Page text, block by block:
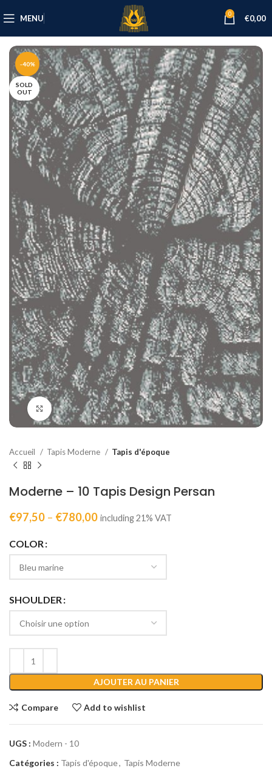
MENU 0 €0,00
-40%
SOLD
OUT
Click to enlarge
Accueil Tapis Moderne Tapis d'époque
Moderne – 10 Tapis Design Persan
€97,50 – €780,00 including 21% VAT
COLOR
SHOULDER
AJOUTER AU PANIER
Compare Add to wishlist
UGS : Modern - 10
Catégories : Tapis d'époque, Tapis Moderne